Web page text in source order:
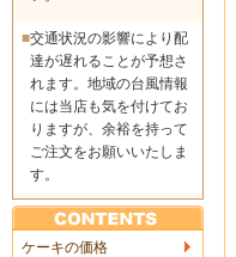
■交通状況の影響により配
達が遅れることが予想さ
れます。地域の台風情報
には当店も気を付けてお
りますが、余裕を持って
ご注文をお願いいたしま
す。
ケーキの価格